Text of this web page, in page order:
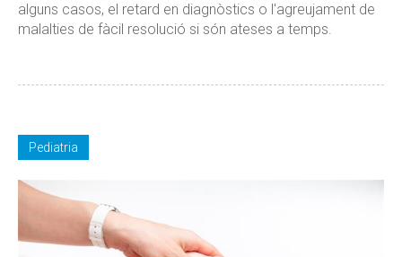
alguns casos, el retard en diagnòstics o l'agreujament de
malalties de fàcil resolució si són ateses a temps.
Pediatria